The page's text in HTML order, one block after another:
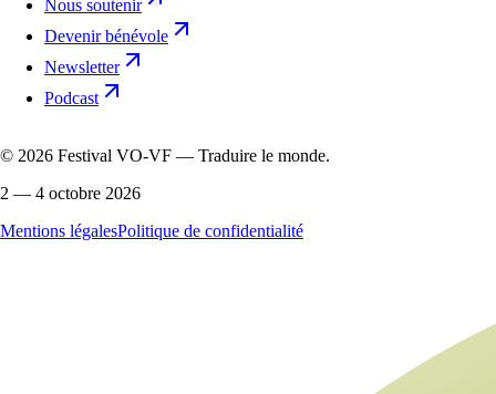
Nous soutenir
Devenir bénévole
Newsletter
Podcast
© 2026 Festival VO-VF — Traduire le monde.
2 — 4 octobre 2026
Mentions légalesPolitique de confidentialité